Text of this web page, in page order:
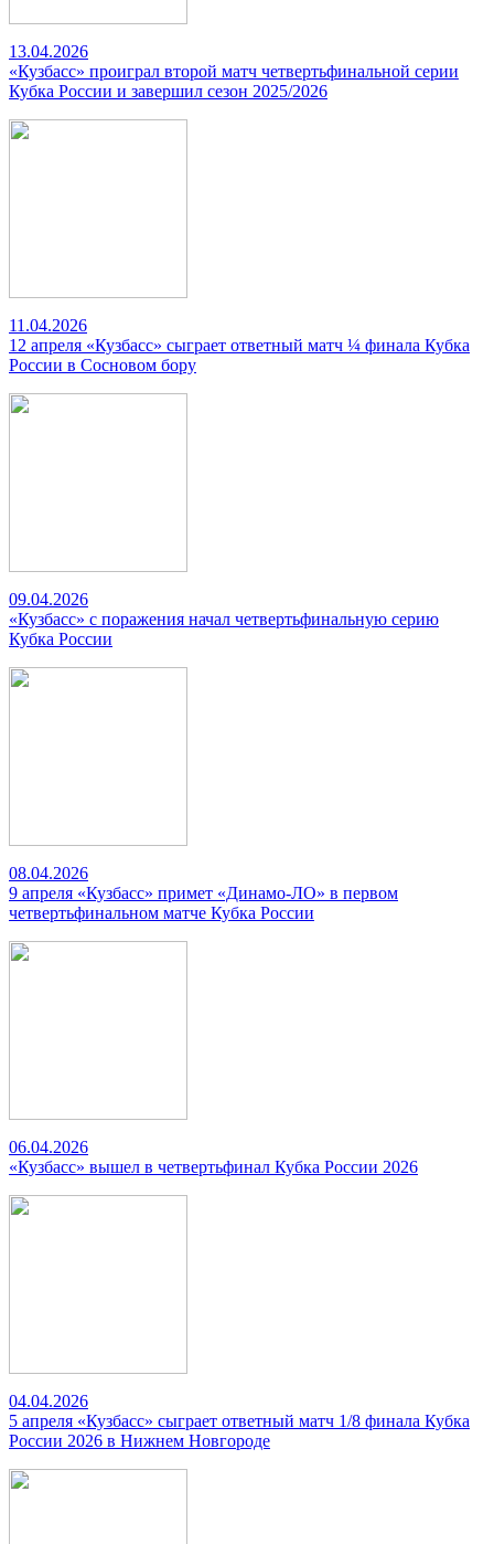
13.04.2026
«Кузбасс» проиграл второй матч четвертьфинальной серии
Кубка России и завершил сезон 2025/2026
11.04.2026
12 апреля «Кузбасс» сыграет ответный матч ¼ финала Кубка
России в Сосновом бору
09.04.2026
«Кузбасс» с поражения начал четвертьфинальную серию
Кубка России
08.04.2026
9 апреля «Кузбасс» примет «Динамо-ЛО» в первом
четвертьфинальном матче Кубка России
06.04.2026
«Кузбасс» вышел в четвертьфинал Кубка России 2026
04.04.2026
5 апреля «Кузбасс» сыграет ответный матч 1/8 финала Кубка
России 2026 в Нижнем Новгороде